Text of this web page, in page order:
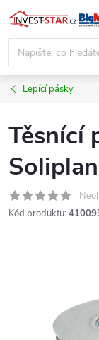
Přejít
na
obsah
Lepící pásky
Těsnící
Soliplan
Kód produktu: